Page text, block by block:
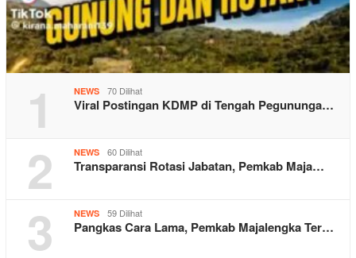
1 NEWS 70 Dilihat
Viral Postingan KDMP di Tengah Pegununga…
2 NEWS 60 Dilihat
Transparansi Rotasi Jabatan, Pemkab Maja…
3 NEWS 59 Dilihat
Pangkas Cara Lama, Pemkab Majalengka Ter…